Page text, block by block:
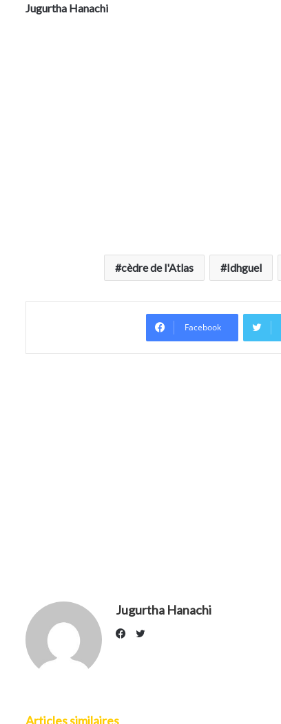
Jugurtha Hanachi
cèdre de l'Atlas Idhguel
Facebook
Jugurtha Hanachi
Articles similaires